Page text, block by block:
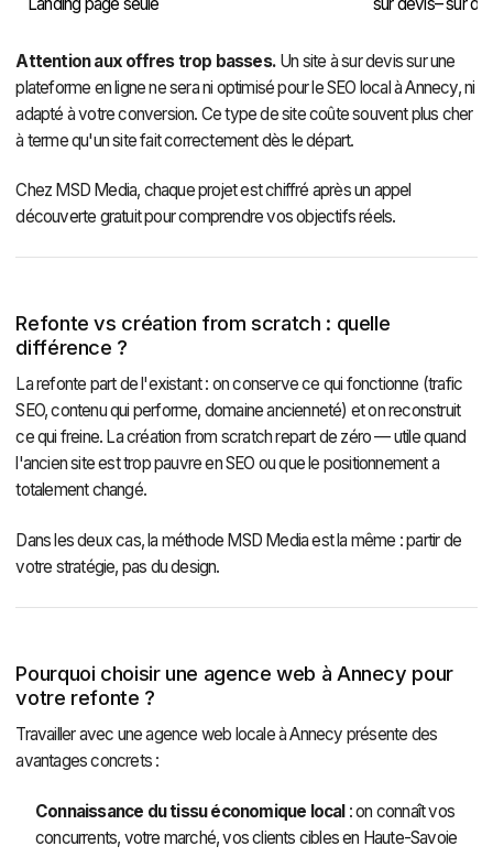
Attention aux offres trop basses. Un site à sur devis sur une
plateforme en ligne ne sera ni optimisé pour le SEO local à Annecy, ni
adapté à votre conversion. Ce type de site coûte souvent plus cher
à terme qu'un site fait correctement dès le départ.
Chez MSD Media, chaque projet est chiffré après un appel
découverte gratuit pour comprendre vos objectifs réels.
Refonte vs création from scratch : quelle
différence ?
La refonte part de l'existant : on conserve ce qui fonctionne (trafic
SEO, contenu qui performe, domaine ancienneté) et on reconstruit
ce qui freine. La création from scratch repart de zéro — utile quand
l'ancien site est trop pauvre en SEO ou que le positionnement a
totalement changé.
Dans les deux cas, la méthode MSD Media est la même : partir de
votre stratégie, pas du design.
Pourquoi choisir une agence web à Annecy pour
votre refonte ?
Travailler avec une agence web locale à Annecy présente des
avantages concrets :
Connaissance du tissu économique local: on connaît vos
concurrents, votre marché, vos clients cibles en Haute-Savoie